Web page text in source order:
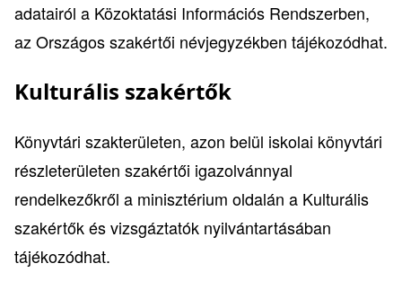
adatairól a Közoktatási Információs Rendszerben,
azOrszágos szakértői névjegyzékben tájékozódhat.
Kulturális szakértők
Könyvtári szakterületen, azon belül iskolai könyvtári
részleterületen szakértői igazolvánnyal
rendelkezőkről a minisztérium oldalán a Kulturális
szakértők és vizsgáztatók nyilvántartásában
tájékozódhat.